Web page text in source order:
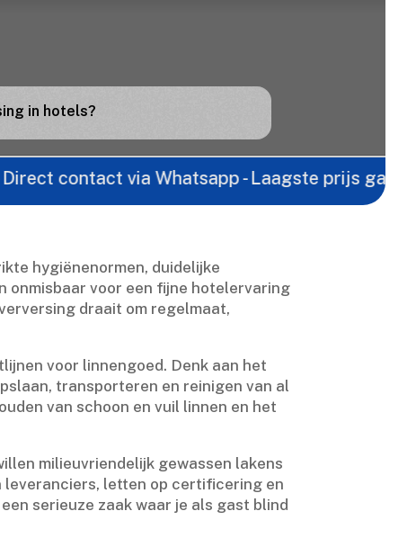
in hotels?
via Whatsapp - Laagste prijs garantie -
hygiënenormen, duidelijke
onmisbaar voor een fijne hotelervaring
draait om regelmaat,
voor linnengoed.​ Denk aan het
transporteren en reinigen van al
van schoon en vuil linnen en het
milieuvriendelijk gewassen lakens
leveranciers, letten op certificering en
serieuze zaak waar je als gast blind